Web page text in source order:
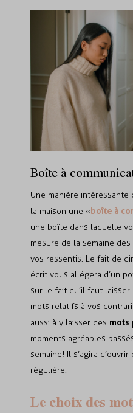
Boîte à
Une manière intéressante
la maison une «boîte à
une boîte dans laquelle
mesure de la semaine
vos ressentis. Le fait de
écrit vous allégera d’un
sur le fait qu’il faut
mots relatifs à vos
aussi à y laisser des mots
moments agréables
semaine! Il s’agira
régulière.
Le choix des